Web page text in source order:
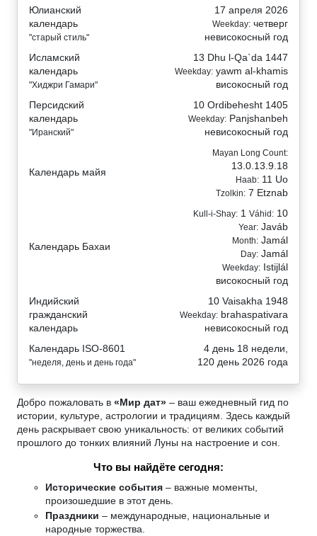
Юлианский
календарь
"старый стиль"
17 апреля 2026
Weekday: четверг
невисокосный год
Исламский
календарь
"Хиджри Гамари"
13 Dhu l-Qa`da 1447
Weekday: yawm al-khamis
високосный год
Персидский
календарь
"Иранский"
10 Ordibehesht 1405
Weekday: Panjshanbeh
невисокосный год
Календарь майя
Mayan Long Count:
13.0.13.9.18
Haab: 11 Uo
Tzolkin: 7 Etznab
Календарь Бахаи
Kull-i-Shay: 1 Váhid: 10
Year: Javáb
Month: Jamál
Day: Jamál
Weekday: Istijlál
високосный год
Индийский
гражданский
календарь
10 Vaisakha 1948
Weekday: brahaspativara
невисокосный год
Календарь ISO-8601
"неделя, день и день года"
4 день 18 недели,
120 день 2026 года
Добро пожаловать в «Мир дат» – ваш ежедневный гид по
истории, культуре, астрологии и традициям. Здесь каждый
день раскрывает свою уникальность: от великих событий
прошлого до тонких влияний Луны на настроение и сон.
Что вы найдёте сегодня:
Исторические события – важные моменты,
произошедшие в этот день.
Праздники – международные, национальные и
народные торжества.